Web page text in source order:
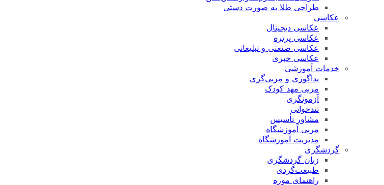
طراحی طلا به صورت دستی
عکاسی
عکاسی دیجیتال
عکاسی پرتره
عکاسی صنعتی و تبلیغاتی
عکاسی خبری
خدمات آموزشی
پداگوژی و مربی‌گری
مربی مهد کودک
آزمونگری
تندخوانی
مشاور تأسیس
مربی آموزشگاه
مدیریت آموزشگاه
گردشگری
زبان گردشگری
طبیعت‌گردی
راهنمای موزه